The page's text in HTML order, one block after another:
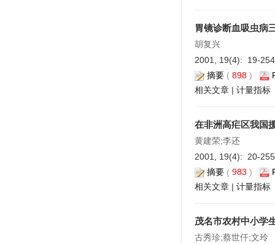
胃镜诊断血吸虫病
胡复兴
2001, 19(4): 19-
摘要 ( 898 )
相关文章 | 计量指标
在非洲高疟区我国
黄建荣;李还
2001, 19(4): 20-
摘要 ( 983 )
相关文章 | 计量指标
茂名市农村中小学
古秀珍;蔡世仟;文玲